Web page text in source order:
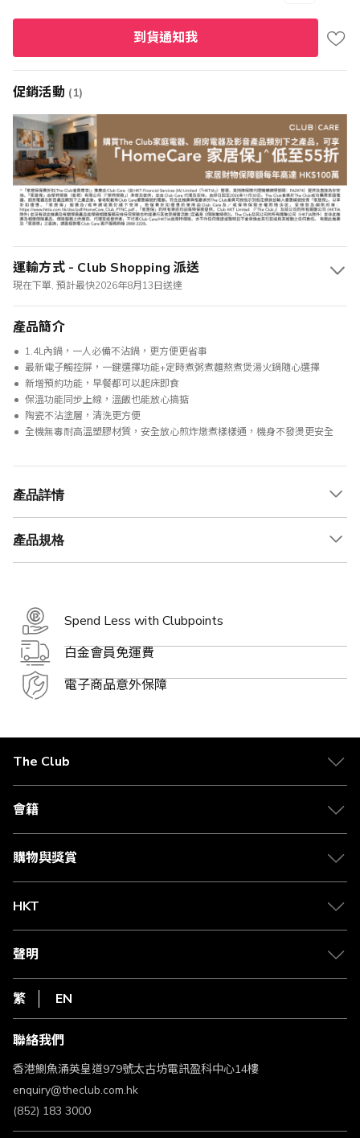
到貨通知我
促銷活動 (1)
運輸方式 - Club Shopping 派送
現在下單, 預計最快2026年8月13日送達
產品簡介
1.4L內鍋，一人必備不沾鍋，更方便更省事
最新電子觸控屏，一鍵選擇功能+定時煮粥煮麵熬煮煲湯火鍋隨心選擇
新增預約功能，早餐都可以起床即食
保溫功能同步上線，溫飯也能放心搞掂
陶瓷不沾塗層，清洗更方便
全機無毒耐高溫塑膠材質，安全放心煎炸燉煮樣樣通，機身不發燙更安全
產品詳情
產品規格
Spend Less with Clubpoints
白金會員免運費
電子商品意外保障
The Club
關於 The Club
合作夥伴
媒體中心
會籍
會籍及專屬禮遇
賺取積分
購物與獎賞
物流與配送
Club Shopping 商品領取站
常見問題
HKT
csl.
1010
HKT
聲明
私隱聲明
使用條款
條款及細則
不歧視及不騷擾聲明
認可牌照及通告
繁 EN
聯絡我們
香港鰂魚涌英皇道979號太古坊電訊盈科中心14樓
enquiry@theclub.com.hk
(852) 183 3000